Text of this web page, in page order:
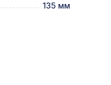
1110 ₽135 мм